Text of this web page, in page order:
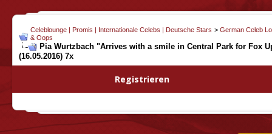
Celeblounge | Promis | Internationale Celebs | Deutsche Stars > German Celeb
& Oops
Pia Wurtzbach "Arrives with a smile in Central Park for Fox
(16.05.2016) 7x
Registrieren